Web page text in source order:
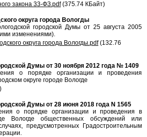
закона 33-ФЗ.pdf(375.74 КБайт)
округа города Вологды
городской Думы от 25 августа 2005
изменениями).
округа города Вологды.pdf(132.76
Думы от 30 ноября 2012 года № 1409
о порядке организации и проведения
округе городе Вологде
Думы от 28 июня 2018 года N 1565
о порядке организации и проведения в
Вологде общественных обсуждений или
предусмотренных Градостроительным